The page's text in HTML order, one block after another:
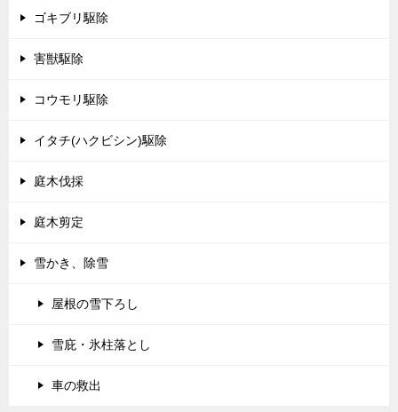
ゴキブリ駆除
害獣駆除
コウモリ駆除
イタチ(ハクビシン)駆除
庭木伐採
庭木剪定
雪かき、除雪
屋根の雪下ろし
雪庇・氷柱落とし
車の救出